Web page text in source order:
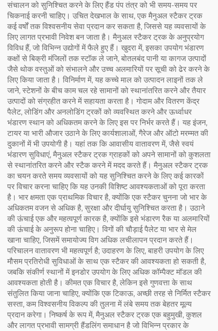
संचालन को सुनिश्चित करने के लिए हैंड पंप तंत्र को भी समय-समय पर
चिकनाई करनी चाहिए। उचित देखभाल के साथ, एक मैनुअल स्टैकर ट्रक
कई वर्षों तक विश्वसनीय सेवा प्रदान कर सकता है, जिससे यह व्यवसायों के
लिए लागत प्रभावी निवेश बन जाता है। मैनुअल स्टैकर ट्रक के अनुप्रयोग
विविध हैं, जो विभिन्न उद्योगों में फैले हुए हैं। खुदरा में, इसका उपयोग भंडारण
कक्षों से बिक्री मंजिलों तक स्टॉक ले जाने, बोतलबंद पानी या कागज उत्पादों
जैसे थोक वस्तुओं को संभालने और उच्च अलमारियों पर सूची को ढेर करने के
लिए किया जाता है। विनिर्माण में, यह कच्चे माल को उत्पादन लाइनों तक ले
जाने, स्टेशनों के बीच काम चल रहे सामानों को स्थानांतरित करने और तैयार
उत्पादों को संग्रहीत करने में सहायता करता है। गोदाम और वितरण केंद्र
पैलेट, लोडिंग और अनलोडिंग ट्रकों को व्यवस्थित करने और ऊर्ध्वाधर
भंडारण स्थान को अधिकतम करने के लिए इस पर निर्भर करते हैं। यह इंजन,
टायर या भारी औजार उठाने के लिए कार्यशालाओं, गैरेज और ऑटो मरम्मत की
दुकानों में भी उपयोगी है। यहां तक कि आवासीय वातावरण में, जैसे स्वयं
भंडारण सुविधाएं, मैनुअल स्टैकर ट्रक ग्राहकों को अपने सामानों को कुशलता
से स्थानांतरित करने और स्टैक करने में मदद करते हैं। मैनुअल स्टैकर ट्रक
का चयन करते समय व्यवसायों को यह सुनिश्चित करने के लिए कई कारकों
पर विचार करना चाहिए कि यह उनकी विशिष्ट आवश्यकताओं को पूरा करता
है। भार क्षमता एक प्राथमिक विचार है, क्योंकि एक स्टैकर चुनना जो भार के
अधिकतम वजन से अधिक है, सुरक्षा और दीर्घायु सुनिश्चित करता है। उठाने
की ऊंचाई एक और महत्वपूर्ण कारक है, क्योंकि इसे भंडारण रैक या अलमारियों
की ऊंचाई के अनुरूप होना चाहिए। विगों की चौड़ाई पैलेट या भार से मेल
खाना चाहिए, जिसमें समायोज्य विग अधिक लचीलापन प्रदान करते हैं।
परिचालन वातावरण भी महत्वपूर्ण है; उदाहरण के लिए, बाहरी उपयोग के लिए
मौसम प्रतिरोधी सुविधाओं के साथ एक स्टैकर की आवश्यकता हो सकती है,
जबकि संकीर्ण स्थानों में इनडोर उपयोग के लिए अधिक कॉम्पैक्ट मॉडल की
आवश्यकता होती है। कीमत एक विचार है, लेकिन इसे गुणवत्ता के साथ
संतुलित किया जाना चाहिए, क्योंकि एक टिकाऊ, अच्छी तरह से निर्मित स्टैकर
सस्ता, कम विश्वसनीय विकल्प की तुलना में लंबे समय तक बेहतर मूल्य
प्रदान करेगा। निष्कर्ष के रूप में, मैनुअल स्टैकर ट्रक एक बहुमुखी, कुशल
और लागत प्रभावी सामग्री हैंडलिंग समाधान है जो विभिन्न प्रकार के